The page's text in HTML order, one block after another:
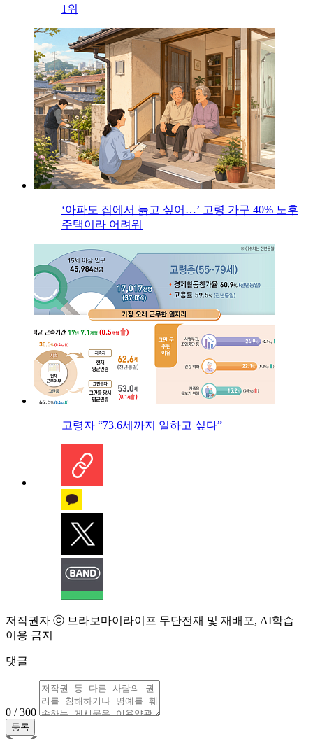
1위
‘아파도 집에서 늙고 싶어…’ 고령 가구 40% 노후
주택이라 어려워
고령자 “73.6세까지 일하고 싶다”
저작권자 ⓒ 브라보마이라이프 무단전재 및 재배포, AI학습
이용 금지
댓글
0 / 300